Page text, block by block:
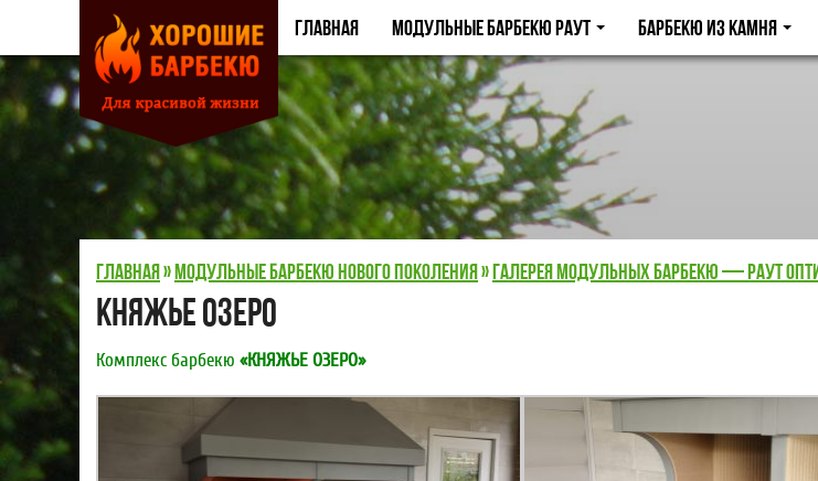
Главная Модульные барбекю Раут Барбекю из камня
Главная»Модульные барбекю нового поколения»Галерея модульных барбекю — Раут
Княжье Озеро
Комплекс барбекю «КНЯЖЬЕ ОЗЕРО»